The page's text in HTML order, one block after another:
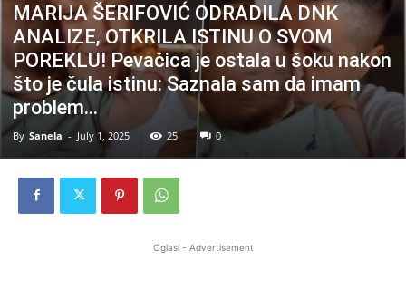
MARIJA ŠERIFOVIĆ ODRADILA DNK
ANALIZE, OTKRILA ISTINU O SVOM
POREKLU! Pevačica je ostala u šoku nakon
što je čula istinu: Saznala sam da imam
problem…
By Sanela - July 1, 2025 25 0
Oglasi - Advertisement